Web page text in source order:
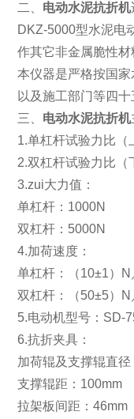
二、 电动水泥抗折机
DKZ-5000型水泥电
作其它非金属脆性
本仪器是严格按国
以及施工部门等四
三、 电动水泥抗折机
1.单杠杆试验力比
2.双杠杆试验力比
3.zui大力值：
单杠杆：1000N
双杠杆：5000N
4.加荷速度：
单杠杆：（10±1）N
双杠杆：（50±5）
5.电动机型号：SD-
6.抗折夹具：
加荷辊及支撑辊直
支撑辊距：100mm
拉架板间距：46mm